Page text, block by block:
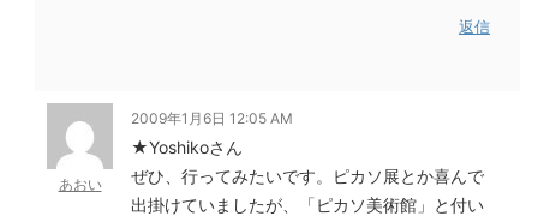
返信
あおい
2009年1月6日 12:05 AM
★Yoshikoさん
ぜひ、行ってみたいです。ピカソ展とか喜んで
出掛けていましたが、「ピカソ美術館」と付い